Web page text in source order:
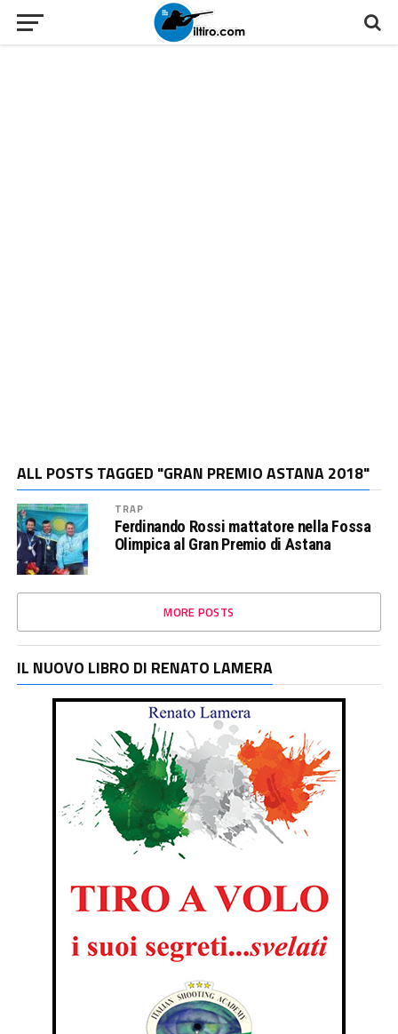
ALL POSTS TAGGED "GRAN PREMIO ASTANA 2018"
TRAP
Ferdinando Rossi mattatore nella Fossa
Olimpica al Gran Premio di Astana
MORE POSTS
IL NUOVO LIBRO DI RENATO LAMERA